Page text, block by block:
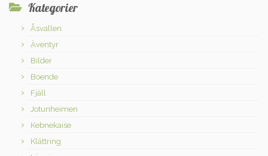
Kategorier
Åsvallen
Äventyr
Bilder
Boende
Fjäll
Jotunheimen
Kebnekaise
Klättring